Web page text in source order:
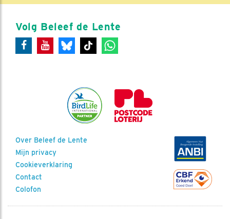
Volg Beleef de Lente
Over Beleef de Lente
Mijn privacy
Cookieverklaring
Contact
Colofon